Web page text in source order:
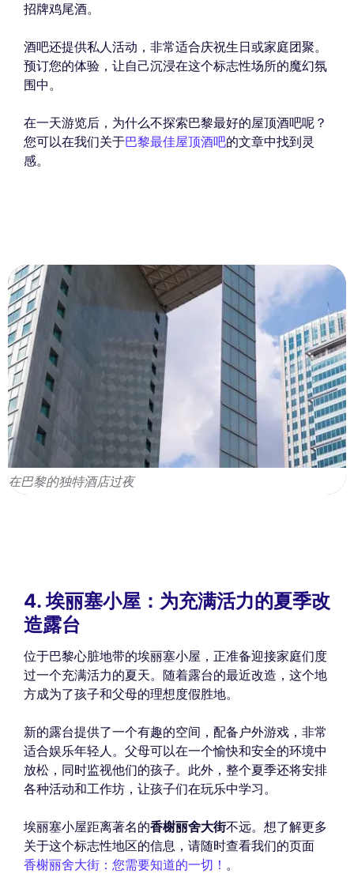
招牌鸡尾酒。
酒吧还提供私人活动，非常适合庆祝生日或家庭团聚。
预订您的体验，让自己沉浸在这个标志性场所的魔幻氛
围中。
在一天游览后，为什么不探索巴黎最好的屋顶酒吧呢？
您可以在我们关于巴黎最佳屋顶酒吧的文章中找到灵
感。
在巴黎的独特酒店过夜
4. 埃丽塞小屋：为充满活力的夏季改
造露台
位于巴黎心脏地带的埃丽塞小屋，正准备迎接家庭们度
过一个充满活力的夏天。随着露台的最近改造，这个地
方成为了孩子和父母的理想度假胜地。
新的露台提供了一个有趣的空间，配备户外游戏，非常
适合娱乐年轻人。父母可以在一个愉快和安全的环境中
放松，同时监视他们的孩子。此外，整个夏季还将安排
各种活动和工作坊，让孩子们在玩乐中学习。
埃丽塞小屋距离著名的香榭丽舍大街不远。想了解更多
关于这个标志性地区的信息，请随时查看我们的页面
香榭丽舍大街：您需要知道的一切！ 。